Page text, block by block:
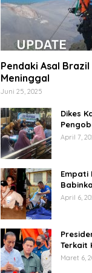
Pendaki Asal
Meninggal
Juni 25, 2025
Dikes
April 7,
Empati
April 6,
Terkait
Maret 6,